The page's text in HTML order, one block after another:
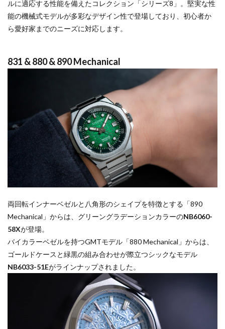
ルに適応する性能を備えたコレクション「シリーズ8」。堅実な性
能の機械式モデルが多彩なデザイン性で登場しており、初心者か
ら愛好家までのニーズに対応します。
831 & 880 & 890 Mechanical
両回転インナーベゼルと八角形のシェイプを特徴とする「890
Mechanical」からは、グリーングラデーションカラーのNB6060-
58Xが登場。
バイカラーベゼルを持つGMTモデル「880 Mechanical」からは、
ゴールドケースと緑黒の組み合わせが際立つシックなモデル
NB6033-51Eがラインナップされました。